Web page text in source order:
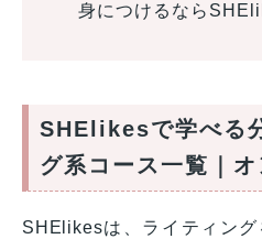
身につけるなら
SHElikesで学べる
グ系コース一覧｜オ
SHElikesは、ライティン